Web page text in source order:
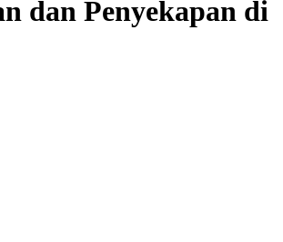
dan Penyekapan di